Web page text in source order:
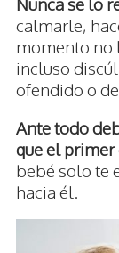
calmarle,
momento no
incluso
ofendido o
Ante todo
que el primer
bebé solo te
hacia él.